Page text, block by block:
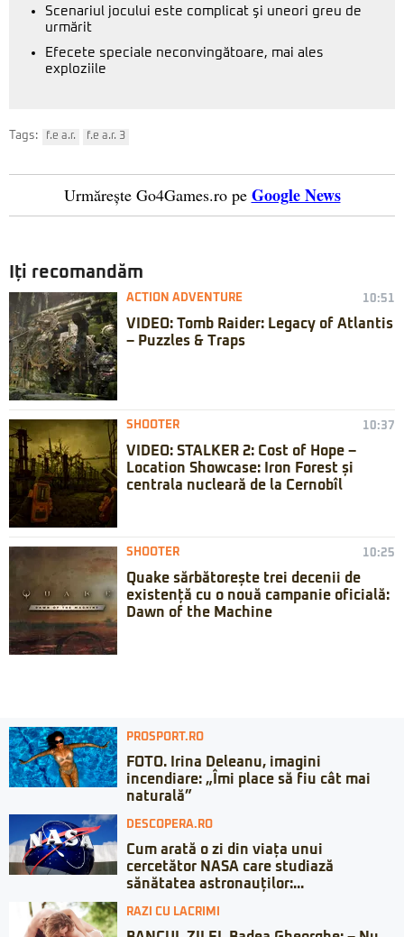
Scenariul jocului este complicat şi uneori greu de
urmărit
Efecete speciale neconvingătoare, mai ales
exploziile
Tags: f.e a.r. f.e a.r. 3
Urmărește Go4Games.ro pe Google News
Iți recomandăm
ACTION ADVENTURE 10:51
VIDEO: Tomb Raider: Legacy of Atlantis
– Puzzles & Traps
SHOOTER 10:37
VIDEO: STALKER 2: Cost of Hope –
Location Showcase: Iron Forest și
centrala nucleară de la Cernobîl
SHOOTER 10:25
Quake sărbătorește trei decenii de
existență cu o nouă campanie oficială:
Dawn of the Machine
PROSPORT.RO
FOTO. Irina Deleanu, imagini
incendiare: „Îmi place să fiu cât mai
naturală”
DESCOPERA.RO
Cum arată o zi din viața unui
cercetător NASA care studiază
sănătatea astronauților:...
RAZI CU LACRIMI